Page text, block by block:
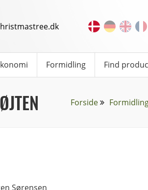
Formidling Find
Forside
Sørensen